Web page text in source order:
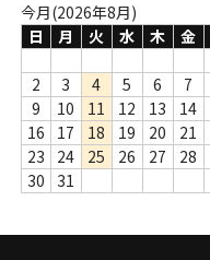
Webのみ no.2
Webのみ no.3
Webのみ no.4
売り切れ
今月(2026年8月)
日
月 火 水 木 金
2
3 4 5 6 7
9
10 11 12 13 14
16
17 18 19 20 21
23
24 25 26 27 28
30
31